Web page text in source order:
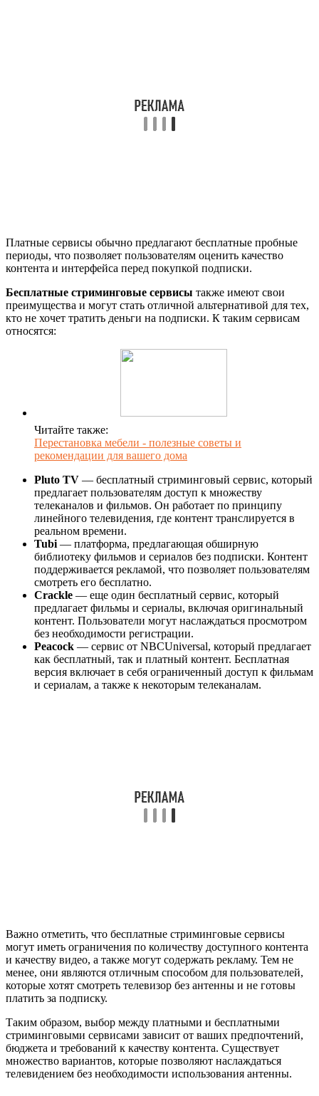
Платные сервисы обычно предлагают бесплатные пробные
периоды, что позволяет пользователям оценить качество
контента и интерфейса перед покупкой подписки.
Бесплатные стриминговые сервисы также имеют свои
преимущества и могут стать отличной альтернативой для тех,
кто не хочет тратить деньги на подписки. К таким сервисам
относятся:
Читайте также:
Перестановка мебели - полезные советы и
рекомендации для вашего дома
Pluto TV — бесплатный стриминговый сервис, который
предлагает пользователям доступ к множеству
телеканалов и фильмов. Он работает по принципу
линейного телевидения, где контент транслируется в
реальном времени.
Tubi — платформа, предлагающая обширную
библиотеку фильмов и сериалов без подписки. Контент
поддерживается рекламой, что позволяет пользователям
смотреть его бесплатно.
Crackle — еще один бесплатный сервис, который
предлагает фильмы и сериалы, включая оригинальный
контент. Пользователи могут наслаждаться просмотром
без необходимости регистрации.
Peacock — сервис от NBCUniversal, который предлагает
как бесплатный, так и платный контент. Бесплатная
версия включает в себя ограниченный доступ к фильмам
и сериалам, а также к некоторым телеканалам.
Важно отметить, что бесплатные стриминговые сервисы
могут иметь ограничения по количеству доступного контента
и качеству видео, а также могут содержать рекламу. Тем не
менее, они являются отличным способом для пользователей,
которые хотят смотреть телевизор без антенны и не готовы
платить за подписку.
Таким образом, выбор между платными и бесплатными
стриминговыми сервисами зависит от ваших предпочтений,
бюджета и требований к качеству контента. Существует
множество вариантов, которые позволяют наслаждаться
телевидением без необходимости использования антенны.